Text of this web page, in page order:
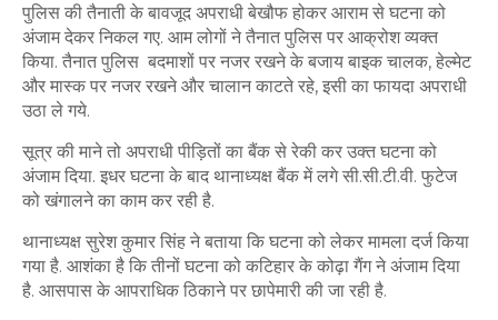
पुलिस की तैनाती के बावजूद अपराधी बेखौफ होकर आराम से घटना को
अंजाम देकर निकल गए. आम लोगों ने तैनात पुलिस पर आक्रोश व्यक्त
किया. तैनात पुलिस बदमाशों पर नजर रखने के बजाय बाइक चालक, हेल्मेट
और मास्क पर नजर रखने और चालान काटते रहे, इसी का फायदा अपराधी
उठा ले गये.
सूत्र की माने तो अपराधी पीड़ितों का बैंक से रेकी कर उक्त घटना को
अंजाम दिया. इधर घटना के बाद थानाध्यक्ष बैंक में लगे सी.सी.टी.वी. फुटेज
को खंगालने का काम कर रही है.
थानाध्यक्ष सुरेश कुमार सिंह ने बताया कि घटना को लेकर मामला दर्ज किया
गया है. आशंका है कि तीनों घटना को कटिहार के कोढ़ा गैंग ने अंजाम दिया
है. आसपास के आपराधिक ठिकाने पर छापेमारी की जा रही है.